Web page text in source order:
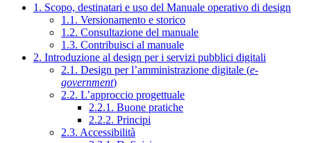
1. Scopo, destinatari e uso del Manuale operativo di design
1.1. Versionamento e storico
1.2. Consultazione del manuale
1.3. Contribuisci al manuale
2. Introduzione al design per i servizi pubblici digitali
2.1. Design per l’amministrazione digitale (e-
government)
2.2. L’approccio progettuale
2.2.1. Buone pratiche
2.2.2. Principi
2.3. Accessibilità